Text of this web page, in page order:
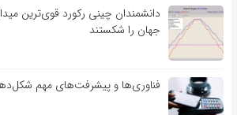
دانشمندان چینی رکورد قوی‌ترین
جهان را شکستند
فناوری‌ها و پیشرفت‌های مهم